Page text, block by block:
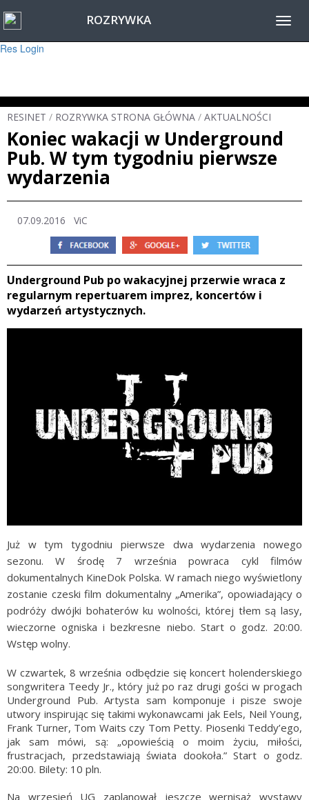
Warning
: session_start(): Failed to read session data: user (path: ) in
Res Login
ROZRYWKA
RESINET / ROZRYWKA STRONA GŁÓWNA / AKTUALNOŚCI
Koniec wakacji w Underground
Pub. W tym tygodniu pierwsze
wydarzenia
07.09.2016 ViC
Underground Pub po wakacyjnej przerwie wraca z
regularnym repertuarem imprez, koncertów i
wydarzeń artystycznych.
Już w tym tygodniu pierwsze dwa wydarzenia nowego
sezonu. W środę 7 września powraca cykl filmów
dokumentalnych KineDok Polska. W ramach niego wyświetlony
zostanie czeski film dokumentalny „Amerika”, opowiadający o
podróży dwójki bohaterów ku wolności, której tłem są lasy,
wieczorne ogniska i bezkresne niebo. Start o godz. 20:00.
Wstęp wolny.
W czwartek, 8 września odbędzie się koncert holenderskiego
songwritera Teedy Jr., który już po raz drugi gości w progach
Underground Pub. Artysta sam komponuje i pisze swoje
utwory inspirując się takimi wykonawcami jak Eels, Neil Young,
Frank Turner, Tom Waits czy Tom Petty. Piosenki Teddy’ego,
jak sam mówi, są: „opowieścią o moim życiu, miłości,
frustracjach, przedstawiają świata dookoła.” Start o godz.
20:00. Bilety: 10 pln.
Na wrzesień UG zaplanował jeszcze wernisaż wystawy